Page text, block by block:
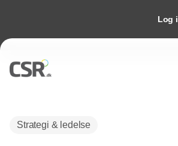
Log
Strategi & ledelse